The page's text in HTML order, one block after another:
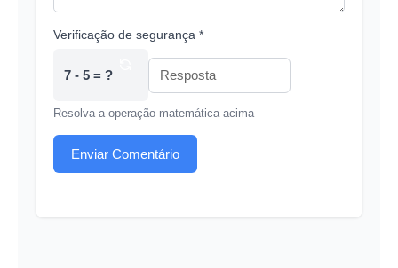
Verificação de segurança *
7 - 5 = ?
Resolva a operação matemática acima
Enviar Comentário